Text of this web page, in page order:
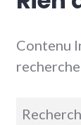
Contenu
recherche
Recherche